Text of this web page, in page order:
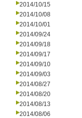
2014/10/15
2014/10/08
2014/10/01
2014/09/24
2014/09/18
2014/09/17
2014/09/10
2014/09/03
2014/08/27
2014/08/20
2014/08/13
2014/08/06